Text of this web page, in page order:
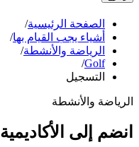
الصفحة الرئيسية/
أشياء يجب القيام بها/
الرياضة والأنشطة/
Golf
/
التسجيل
الرياضة والأنشطة
انضم إلى الأكاديمية